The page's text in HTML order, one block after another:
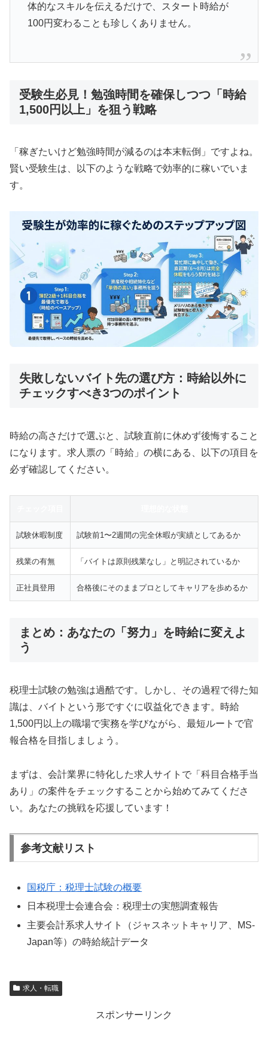
体的なスキルを伝えるだけで、スタート時給が
100円変わることも珍しくありません。
受験生必見！勉強時間を確保しつつ「時給
1,500円以上」を狙う戦略
「稼ぎたいけど勉強時間が減るのは本末転倒」ですよね。
賢い受験生は、以下のような戦略で効率的に稼いでいま
す。
失敗しないバイト先の選び方：時給以外に
チェックすべき3つのポイント
時給の高さだけで選ぶと、試験直前に休めず後悔すること
になります。求人票の「時給」の横にある、以下の項目を
必ず確認してください。
試験休暇制度 試験前1〜2週間の完全休暇が実績としてあるか
残業の有無 「バイトは原則残業なし」と明記されているか
正社員登用 合格後にそのままプロとしてキャリアを歩めるか
まとめ：あなたの「努力」を時給に変えよ
う
税理士試験の勉強は過酷です。しかし、その過程で得た知
識は、バイトという形ですぐに収益化できます。時給
1,500円以上の職場で実務を学びながら、最短ルートで官
報合格を目指しましょう。
まずは、会計業界に特化した求人サイトで「科目合格手当
あり」の案件をチェックすることから始めてみてくださ
い。あなたの挑戦を応援しています！
参考文献リスト
国税庁：税理士試験の概要
日本税理士会連合会：税理士の実態調査報告
主要会計系求人サイト（ジャスネットキャリア、MS-
Japan等）の時給統計データ
求人・転職
スポンサーリンク